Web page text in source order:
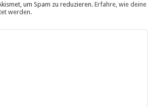
um Spam zu reduzieren.Erfahre, wie deine
werden.